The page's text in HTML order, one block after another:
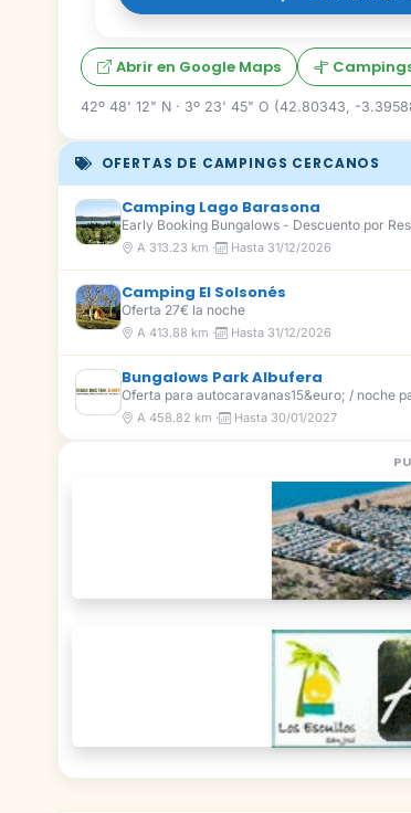
Abrir en Google Maps
42º 48' 12" N · 3º 23' 45" O (42.80343, -
OFERTAS DE CAMPINGS CERCANOS
Camping Lago Barasona
Early Booking Bungalows - Descuento por
A 313.23 km · Hasta 31/12/2026
Camping El Solsonés
Oferta 27€ la noche
A 413.88 km · Hasta 31/12/2026
Bungalows Park Albufera
Oferta para autocaravanas15&euro; / noche
A 458.82 km · Hasta 30/01/2027